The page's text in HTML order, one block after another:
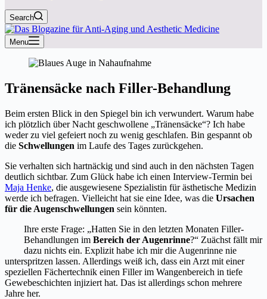
Search
Menu
Tränensäcke nach Filler-Behandlung
Beim ersten Blick in den Spiegel bin ich verwundert. Warum habe
ich plötzlich über Nacht geschwollene „Tränensäcke“? Ich habe
weder zu viel gefeiert noch zu wenig geschlafen. Bin gespannt ob
die Schwellungen im Laufe des Tages zurückgehen.
Sie verhalten sich hartnäckig und sind auch in den nächsten Tagen
deutlich sichtbar. Zum Glück habe ich einen Interview-Termin bei
Maja Henke, die ausgewiesene Spezialistin für ästhetische Medizin
werde ich befragen. Vielleicht hat sie eine Idee, was die Ursachen
für die Augenschwellungen sein könnten.
Ihre erste Frage: „Hatten Sie in den letzten Monaten Filler-
Behandlungen im Bereich der Augenrinne?“ Zuächst fällt mir
dazu nichts ein. Explizit habe ich mir die Augenrinne nie
unterspritzen lassen. Allerdings weiß ich, dass ein Arzt mit einer
speziellen Fächertechnik einen Filler im Wangenbereich in tiefe
Gewebeschichten injiziert hat. Das ist allerdings schon mehrere
Jahre her.